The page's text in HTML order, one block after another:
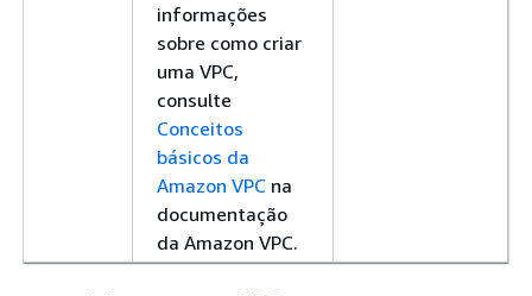
informações
sobre como criar
uma VPC,
consulte
Conceitos
básicos da
Amazon VPC na
documentação
da Amazon VPC.